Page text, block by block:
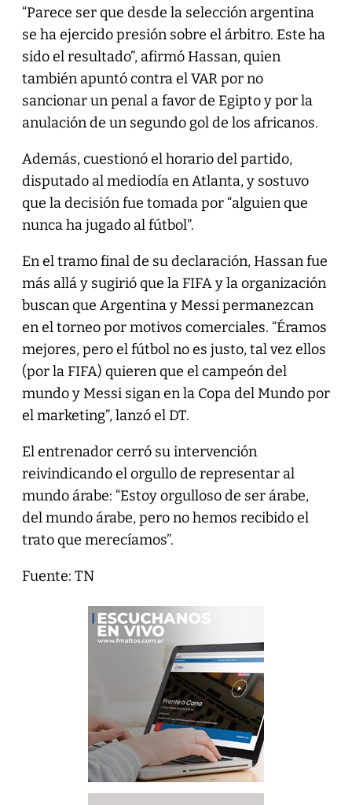
“Parece ser que desde la selección argentina
se ha ejercido presión sobre el árbitro. Este ha
sido el resultado”, afirmó Hassan, quien
también apuntó contra el VAR por no
sancionar un penal a favor de Egipto y por la
anulación de un segundo gol de los africanos.
Además, cuestionó el horario del partido,
disputado al mediodía en Atlanta, y sostuvo
que la decisión fue tomada por “alguien que
nunca ha jugado al fútbol”.
En el tramo final de su declaración, Hassan fue
más allá y sugirió que la FIFA y la organización
buscan que Argentina y Messi permanezcan
en el torneo por motivos comerciales. “Éramos
mejores, pero el fútbol no es justo, tal vez ellos
(por la FIFA) quieren que el campeón del
mundo y Messi sigan en la Copa del Mundo por
el marketing”, lanzó el DT.
El entrenador cerró su intervención
reivindicando el orgullo de representar al
mundo árabe: “Estoy orgulloso de ser árabe,
del mundo árabe, pero no hemos recibido el
trato que merecíamos”.
Fuente: TN